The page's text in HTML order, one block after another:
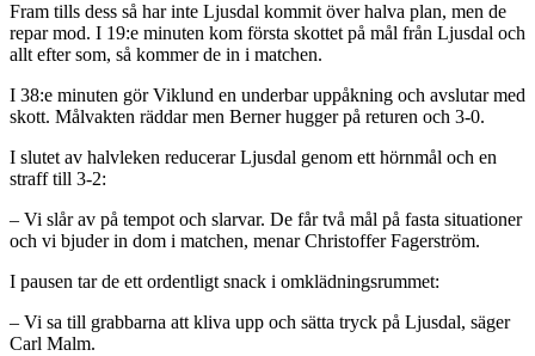
Fram tills dess så har inte Ljusdal kommit över halva plan, men de
repar mod. I 19:e minuten kom första skottet på mål från Ljusdal och
allt efter som, så kommer de in i matchen.
I 38:e minuten gör Viklund en underbar uppåkning och avslutar med
skott. Målvakten räddar men Berner hugger på returen och 3-0.
I slutet av halvleken reducerar Ljusdal genom ett hörnmål och en
straff till 3-2:
– Vi slår av på tempot och slarvar. De får två mål på fasta situationer
och vi bjuder in dom i matchen, menar Christoffer Fagerström.
I pausen tar de ett ordentligt snack i omklädningsrummet:
– Vi sa till grabbarna att kliva upp och sätta tryck på Ljusdal, säger
Carl Malm.